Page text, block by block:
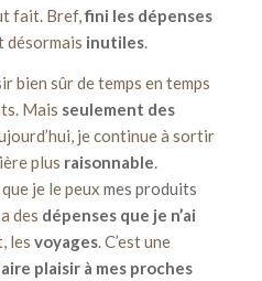
fait. Bref,fini les dépenses
désormais inutiles.
bien sûr de temps en temps
Mais seulement des
je continue à sortir
plus raisonnable.
je le peux mes produits
des dépenses que je n’ai
les voyages. C’est une
plaisir à mes proches